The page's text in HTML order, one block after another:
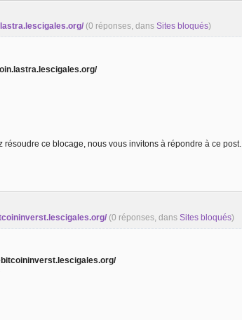
(0 réponses, dans Sites bloqués)
ce blocage, nous vous invitons à répondre à ce post.
(0 réponses, dans Sites bloqués)